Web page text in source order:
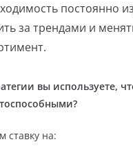
постоянно
за трендами и
вы используете,
ставку на: